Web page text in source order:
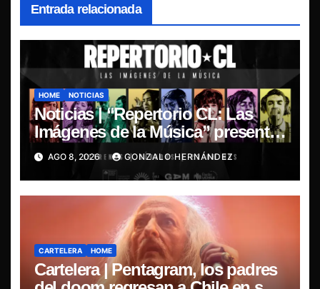
Entrada relacionada
HOME NOTICIAS
Noticias | “Repertorio CL: Las
Imágenes de la Música” presenta
la esencia del nuevo sonido
nacional
AGO 8, 2026 GONZALO HERNÁNDEZ
CARTELERA HOME
Cartelera | Pentagram, los padres